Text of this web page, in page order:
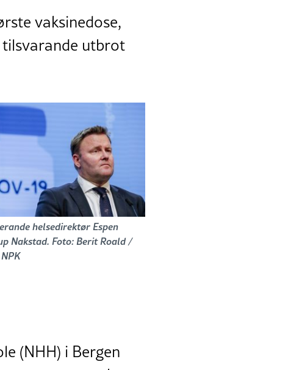
vaksinedose,
tilsvarande utbrot
helsedirektør Espen
Nakstad. Foto: Berit Roald /
(NHH) i Bergen